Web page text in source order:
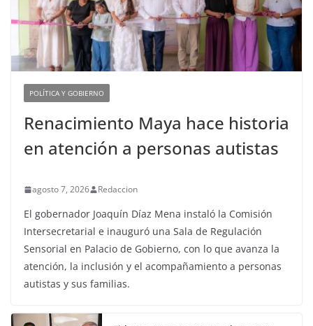
POLÍTICA Y GOBIERNO
Renacimiento Maya hace historia
en atención a personas autistas
agosto 7, 2026 Redaccion
El gobernador Joaquín Díaz Mena instaló la Comisión
Intersecretarial e inauguró una Sala de Regulación
Sensorial en Palacio de Gobierno, con lo que avanza la
atención, la inclusión y el acompañamiento a personas
autistas y sus familias.